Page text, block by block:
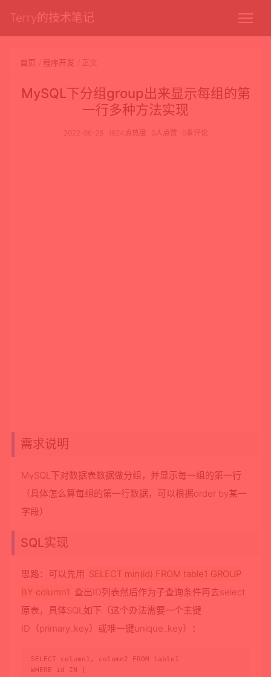
Terry的技术笔记
首页 程序开发 正文
MySQL下分组group出来显示每组的第
一行多种方法实现
2022-06-28 1624点热度 0人点赞 0条评论
需求说明
MySQL下对数据表数据做分组，并显示每一组的第一行
（具体怎么算每组的第一行数据，可以根据order by某一
字段）
SQL实现
思路：可以先用 SELECT min(id) FROM table1 GROUP
BY column1 查出ID列表然后作为子查询条件再去select
原表，具体SQL如下（这个办法需要一个主键
ID（primary_key）或唯一键unique_key）：
SELECT column1, column2 FROM table1
WHERE id IN (